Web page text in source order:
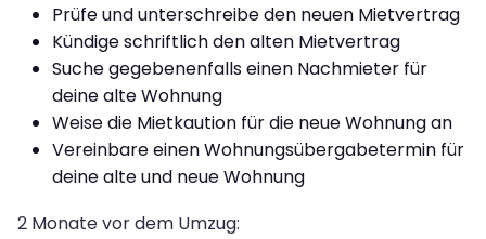
Prüfe und unterschreibe den neuen Mietvertrag
Kündige schriftlich den alten Mietvertrag
Suche gegebenenfalls einen Nachmieter für
deine alte Wohnung
Weise die Mietkaution für die neue Wohnung an
Vereinbare einen Wohnungsübergabetermin für
deine alte und neue Wohnung
2 Monate vor dem Umzug: